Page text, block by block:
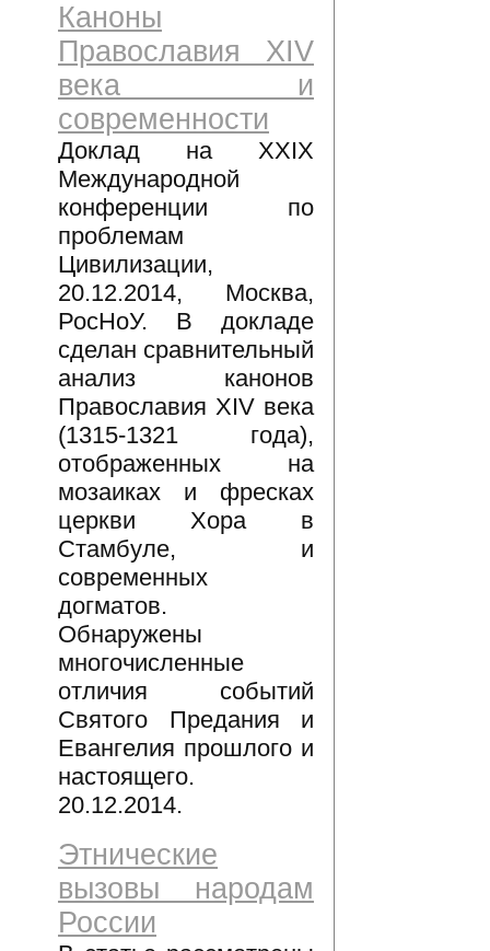
Каноны
Православия XIV
века и
современности
Доклад на XXIX
Международной
конференции по
проблемам
Цивилизации,
20.12.2014, Москва,
РосНоУ. В докладе
сделан сравнительный
анализ канонов
Православия XIV века
(1315-1321 года),
отображенных на
мозаиках и фресках
церкви Хора в
Стамбуле, и
современных
догматов.
Обнаружены
многочисленные
отличия событий
Святого Предания и
Евангелия прошлого и
настоящего.
20.12.2014.
Этнические
вызовы народам
России